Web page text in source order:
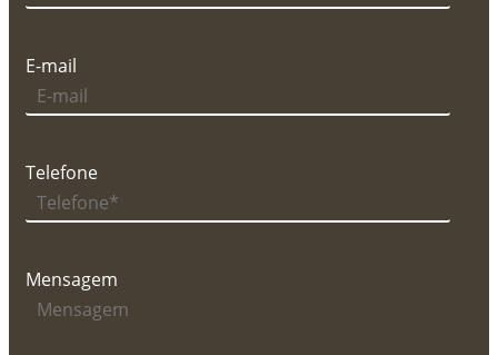
E-mail
Telefone
Mensagem